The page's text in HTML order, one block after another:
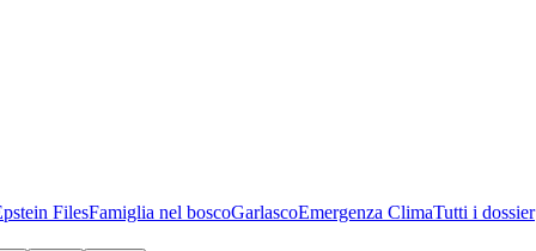
FilesFamiglia nel boscoGarlascoEmergenza ClimaTutti i dossier